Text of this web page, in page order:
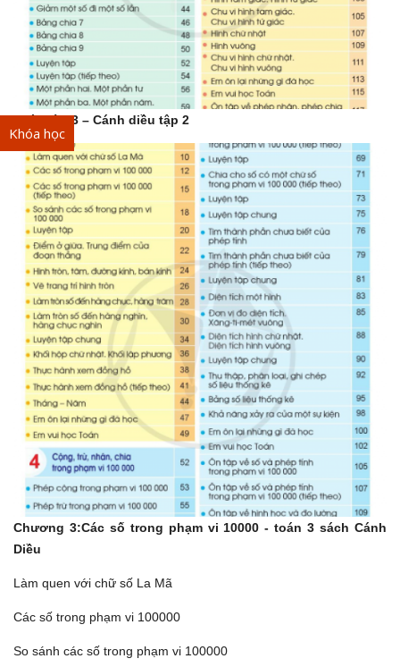
Toán lớp 3 – Cánh diều tập 2
Chương 3:Các số trong phạm vi 10000 - toán 3 sách Cánh
Diều
Làm quen với chữ số La Mã
Các số trong phạm vi 100000
So sánh các số trong phạm vi 100000
Khóa học
Tài liệu mất phí
Tài liệu miễn phí